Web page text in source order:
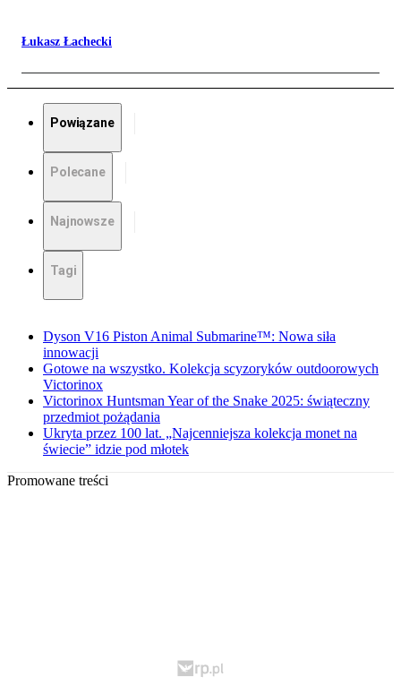
Łukasz Łachecki
Powiązane
Polecane
Najnowsze
Tagi
Dyson V16 Piston Animal Submarine™: Nowa siła
innowacji
Gotowe na wszystko. Kolekcja scyzoryków outdoorowych
Victorinox
Victorinox Huntsman Year of the Snake 2025: świąteczny
przedmiot pożądania
Ukryta przez 100 lat. „Najcenniejsza kolekcja monet na
świecie” idzie pod młotek
Promowane treści